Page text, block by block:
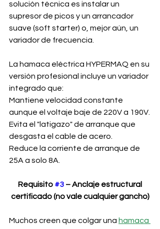
solución técnica es instalar un
supresor de picos y un arrancador
suave (soft starter) o, mejor aún, un
variador de frecuencia.
La hamaca eléctrica HYPERMAQ en su
versión profesional incluye un variador
integrado que:
Mantiene velocidad constante
aunque el voltaje baje de 220V a 190V.
Evita el "latigazo" de arranque que
desgasta el cable de acero.
Reduce la corriente de arranque de
25A a solo 8A.
Requisito #3 – Anclaje estructural
certificado (no vale cualquier gancho)
Muchos creen que colgar una hamaca